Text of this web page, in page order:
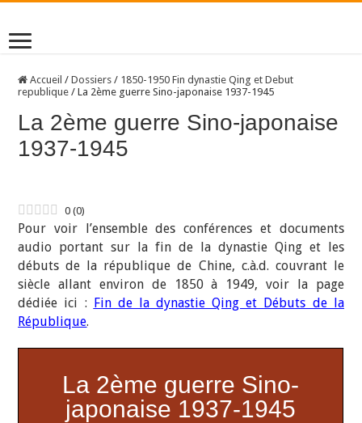
Accueil / Dossiers / 1850-1950 Fin dynastie Qing et Debut
republique / La 2ème guerre Sino-japonaise 1937-1945
La 2ème guerre Sino-japonaise
1937-1945
0 (0)
Pour voir l’ensemble des conférences et documents
audio portant sur la fin de la dynastie Qing et les
débuts de la république de Chine, c.à.d. couvrant le
siècle allant environ de 1850 à 1949, voir la page
dédiée ici : Fin de la dynastie Qing et Débuts de la
République.
La 2ème guerre Sino-
japonaise 1937-1945